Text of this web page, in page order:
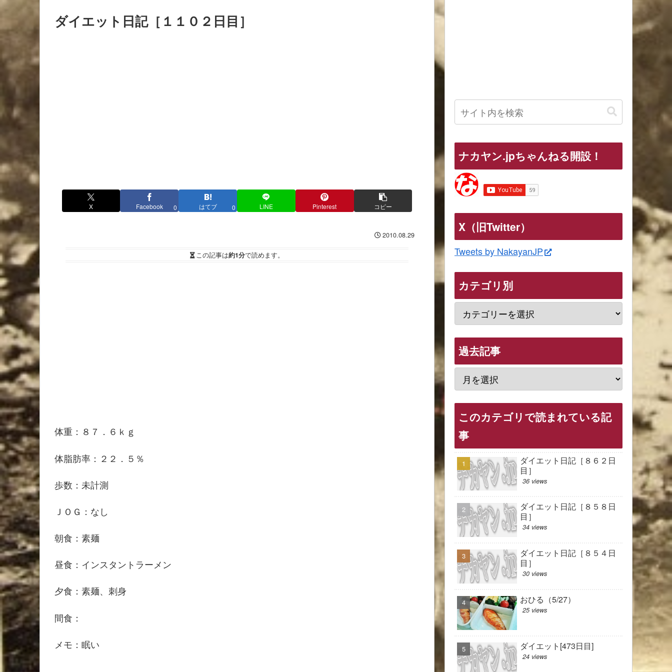
ダイエット日記［１１０２日目］
X Facebook 0 はてブ 0 LINE Pinterest コピー
2010.08.29
この記事は約1分で読めます。
体重：８７．６ｋｇ
体脂肪率：２２．５％
歩数：未計測
ＪＯＧ：なし
朝食：素麺
昼食：インスタントラーメン
夕食：素麺、刺身
間食：
メモ：眠い
ナカヤン.jpちゃんねる開設！
X（旧Twitter）
Tweets by NakayanJP
カテゴリ別
過去記事
このカテゴリで読まれている記
事
ダイエット日記［８６２日
目］
36 views
ダイエット日記［８５８日
目］
34 views
ダイエット日記［８５４日
目］
30 views
おひる（5/27）
25 views
ダイエット[473日目]
24 views